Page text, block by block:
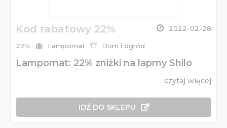
Kod rabatowy 22% 2022-02-28
22% Lampomat Dom i ogród
Lampomat: 22% zniżki na lapmy Shilo
czytaj więcej
IDŹ DO SKLEPU